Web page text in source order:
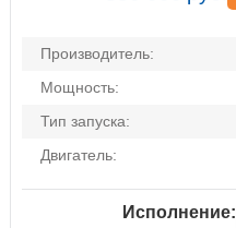
Производитель:
Мощность:
Тип запуска:
Двигатель:
Исполнение: